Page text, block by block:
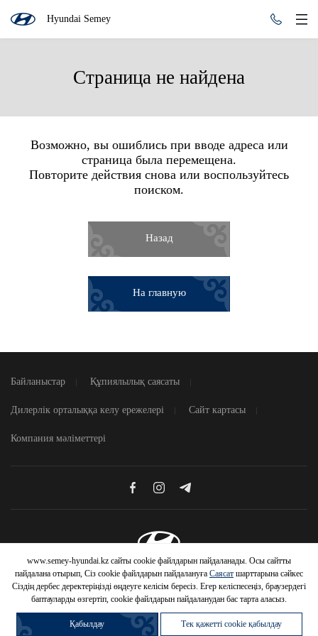
Hyundai Semey
Страница не найдена
Возможно, вы ошиблись при вводе адреса или
страница была перемещена.
Повторите действия снова или воспользуйтесь
поиском.
Назад
На главную
Байланыстар Құпиялылық саясаты
Дилерлік орталыққа келу ережелері Сайт картасы
Компания мәліметтері
© 2026 Hyundai Motor Company
www.semey-hyundai.kz сайты cookie файлдарын пайдаланады. Осы сайтты
пайдалана отырып, Сіз cookie файлдарын пайдалануға Саясат шарттарына сәйкес
Сіздің дербес деректеріңізді өңдеуге келісім бересіз. Егер келіспесеңіз, браузердегі
баптауларды өзгертіп, cookie файлдарын пайдаланудан бас тарта аласыз.
Қабылдау Тек қажетті cookie қабылдау